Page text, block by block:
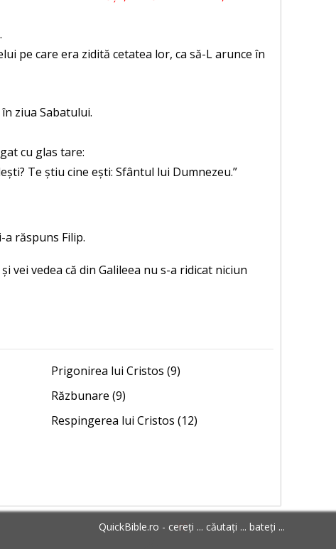
pe care era zidită cetatea lor, ca să-L arunce în
ziua Sabatului.
cu glas tare:
Te știu cine ești: Sfântul lui Dumnezeu.”
a răspuns Filip.
vei vedea că din Galileea nu s-a ridicat niciun
Prigonirea lui Cristos (9)
Răzbunare (9)
Respingerea lui Cristos (12)
QuickBible.ro - cereți ... căutați ... bateți ...